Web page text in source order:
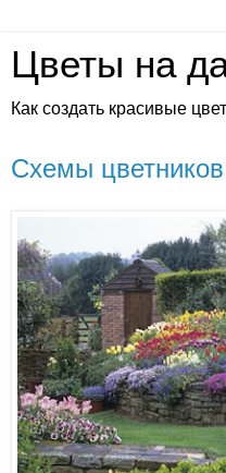
Цветы на
Как создать красивые
Схемы цветников